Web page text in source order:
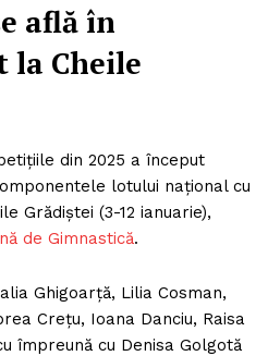
află în
la Cheile
din 2025 a început
lotului național cu
Grădiștei (3-12 ianuarie),
de Gimnastică.
Ghigoarță, Lilia Cosman,
Crețu, Ioana Danciu, Raisa
împreună cu Denisa Golgotă